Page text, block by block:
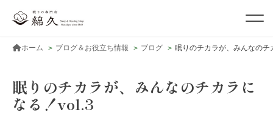
ホーム ブログ＆お役立ち情報 ブログ 眠りのチカラが、みんなのチ
眠りのチカラが、みんなのチカラに
なる！vol.3